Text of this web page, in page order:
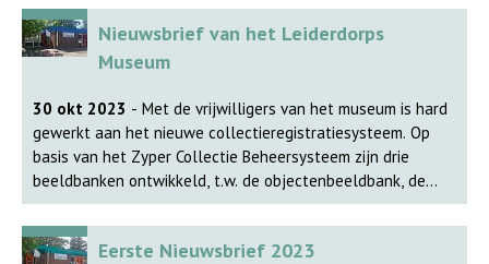
Nieuwsbrief van het Leiderdorps
Museum
30 okt 2023 - Met de vrijwilligers van het museum is hard
gewerkt aan het nieuwe collectieregistratiesysteem. Op
basis van het Zyper Collectie Beheersysteem zijn drie
beeldbanken ontwikkeld, t.w. de objectenbeeldbank, de
fotobeeldbank en de archiefbeeldbank. De
objectenbeeldbank is nu online en in te zien via de website
of via collectie.leiderdorpsmuseum.nl/cgi-bin/objecten.pl.
Eerste Nieuwsbrief 2023